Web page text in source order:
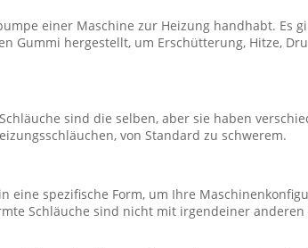
einer Maschine zur Heizung handhabt. Es
hergestellt, um Erschütterung, Hitze,
sind die selben, aber sie haben
von Standard zu schwerem.
spezifische Form, um Ihre
Schläuche sind nicht mit irgendeiner